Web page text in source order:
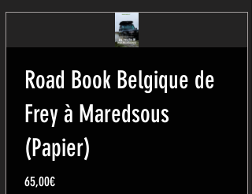
Road Book Belgique de
Frey à Maredsous
(Papier)
65,00€Prix